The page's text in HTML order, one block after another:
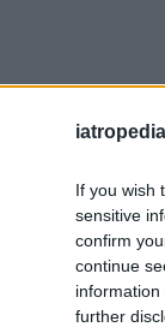
If you wish
sensitive
confirm
continue
further